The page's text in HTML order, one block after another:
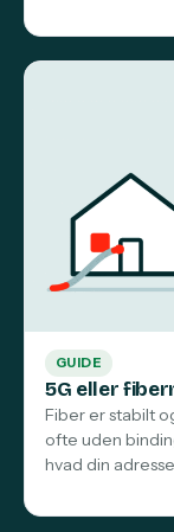
GUIDE
5G eller
Fiber er stabilt
ofte uden
hvad din